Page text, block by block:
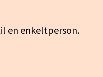
en enkeltperson.